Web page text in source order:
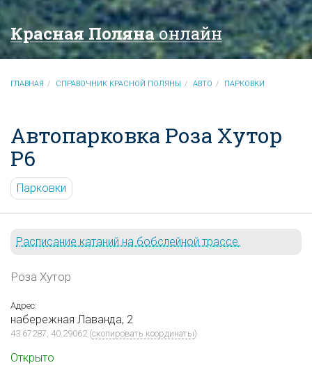
Красная Полянаонлайн
ГЛАВНАЯ СПРАВОЧНИК КРАСНОЙ ПОЛЯНЫ АВТО ПАРКОВКИ
Автопарковка Роза Хутор
Р6
Парковки
Расписание катаний на бобслейной трассе.
Роза Хутор
Адрес:
набережная Лаванда, 2
43.67287, 40.29062 (скопировать координаты)
Открыто